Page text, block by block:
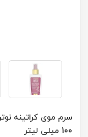
سرم موی کراتینه
100 میلی لیتر